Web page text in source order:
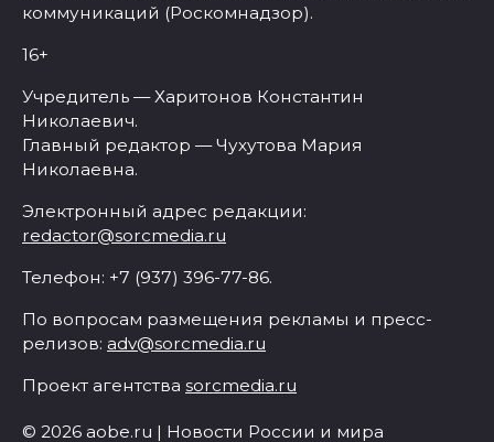
коммуникаций (Роскомнадзор).
16+
Учредитель — Харитонов Константин
Николаевич.
Главный редактор — Чухутова Мария
Николаевна.
Электронный адрес редакции:
redactor@sorcmedia.ru
Телефон: +7 (937) 396-77-86.
По вопросам размещения рекламы и пресс-
релизов: adv@sorcmedia.ru
Проект агентства sorcmedia.ru
© 2026 aobe.ru | Новости России и мира